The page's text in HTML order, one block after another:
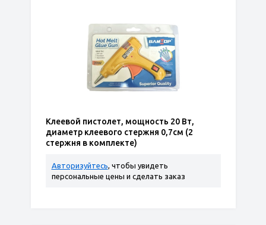
Клеевой пистолет, мощность 20 Вт,
диаметр клеевого стержня 0,7см (2
стержня в комплекте)
Авторизуйтесь, чтобы увидеть
персональные цены и сделать заказ